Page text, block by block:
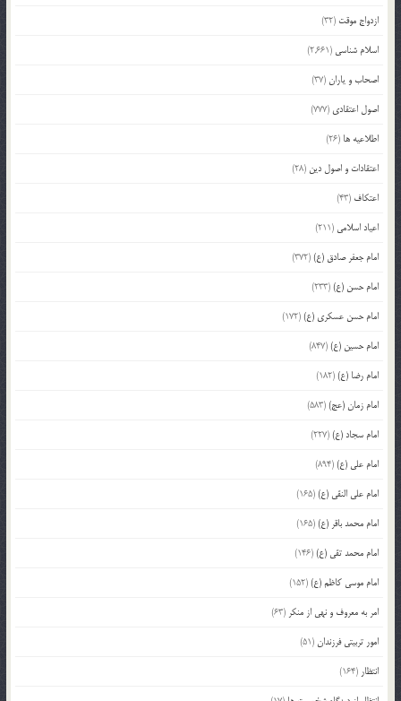
ازدواج موقت (32)
اسلام شناسی (2,661)
اصحاب و یاران(37)
اصول اعتقادی (777)
اطلاعیه ها (26)
اعتقادات و اصول دین (28)
اعتکاف (43)
اعیاد اسلامی (211)
امام جعفر صادق (ع)(372)
امام حسن (ع)(233)
امام حسن عسکری (ع)(172)
امام حسین (ع)(847)
امام رضا (ع)(182)
امام زمان (عج)(583)
امام سجاد (ع)(227)
امام علی (ع)(894)
امام علی النقی (ع)(165)
امام محمد باقر (ع)(165)
امام محمد تقی (ع)(146)
امام موسی کاظم (ع)(152)
امر به معروف و نهی از منکر (63)
امور تربیتی فرزندان(51)
انتظار (164)